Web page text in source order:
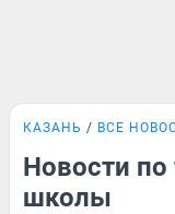
КАЗАНЬ ВСЕ
Новости по
школы